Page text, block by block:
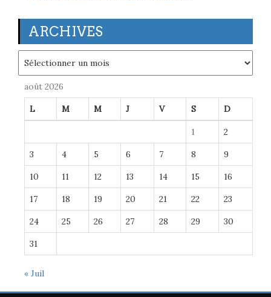
ARCHIVES
août 2026
L M M J V S D
1 2
3 4 5 6 7 8 9
10 11 12 13 14 15 16
17 18 19 20 21 22 23
24 25 26 27 28 29 30
31
« Juil